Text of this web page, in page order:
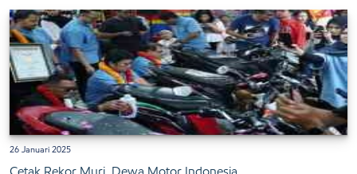
26 Januari 2025